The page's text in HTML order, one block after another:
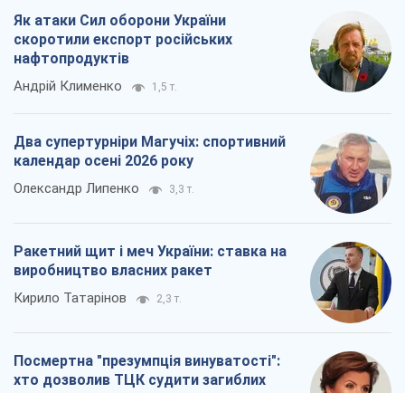
Як атаки Сил оборони України
скоротили експорт російських
нафтопродуктів
Андрій Клименко 1,5 т.
Два супертурніри Магучіх: спортивний
календар осені 2026 року
Олександр Липенко 3,3 т.
Ракетний щит і меч України: ставка на
виробництво власних ракет
Кирило Татарінов 2,3 т.
Посмертна "презумпція винуватості":
хто дозволив ТЦК судити загиблих